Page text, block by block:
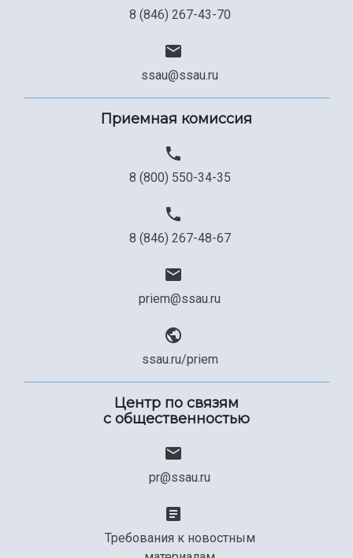
8 (846) 267-43-70
ssau@ssau.ru
Приемная комиссия
8 (800) 550-34-35
8 (846) 267-48-67
priem@ssau.ru
ssau.ru/priem
Центр по связям
с общественностью
pr@ssau.ru
Требования к новостным